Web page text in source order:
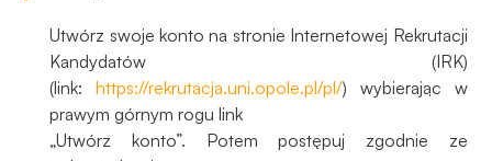
Utwórz swoje konto na stronie Internetowej Rekrutacji
Kandydatów (IRK)
(link:https://rekrutacja.uni.opole.pl/pl/) wybierając w
prawym górnym rogu link
„Utwórz konto”. Potem postępuj zgodnie ze
strona jest
Doświadczenie